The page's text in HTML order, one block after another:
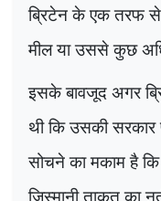
ब्रिटेन के एक तरफ
मील या उससे कुछ
इसके बावजूद अगर
थी कि उसकी
सोचने का मकाम है